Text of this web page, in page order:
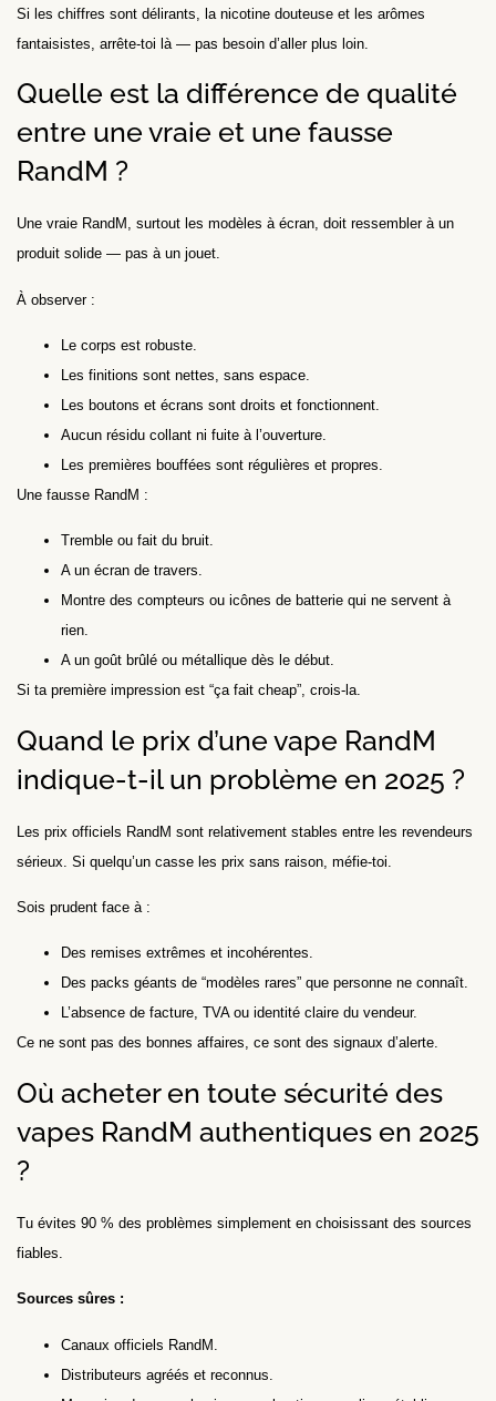
Si les chiffres sont délirants, la nicotine douteuse et les arômes
fantaisistes, arrête-toi là — pas besoin d’aller plus loin.
Quelle est la différence de qualité
entre une vraie et une fausse
RandM ?
Une vraie RandM, surtout les modèles à écran, doit ressembler à un
produit solide — pas à un jouet.
À observer :
Le corps est robuste.
Les finitions sont nettes, sans espace.
Les boutons et écrans sont droits et fonctionnent.
Aucun résidu collant ni fuite à l’ouverture.
Les premières bouffées sont régulières et propres.
Une fausse RandM :
Tremble ou fait du bruit.
A un écran de travers.
Montre des compteurs ou icônes de batterie qui ne servent à
rien.
A un goût brûlé ou métallique dès le début.
Si ta première impression est “ça fait cheap”, crois-la.
Quand le prix d’une vape RandM
indique-t-il un problème en 2025 ?
Les prix officiels RandM sont relativement stables entre les revendeurs
sérieux. Si quelqu’un casse les prix sans raison, méfie-toi.
Sois prudent face à :
Des remises extrêmes et incohérentes.
Des packs géants de “modèles rares” que personne ne connaît.
L’absence de facture, TVA ou identité claire du vendeur.
Ce ne sont pas des bonnes affaires, ce sont des signaux d’alerte.
Où acheter en toute sécurité des
vapes RandM authentiques en 2025
?
Tu évites 90 % des problèmes simplement en choisissant des sources
fiables.
Sources sûres :
Canaux officiels RandM.
Distributeurs agréés et reconnus.